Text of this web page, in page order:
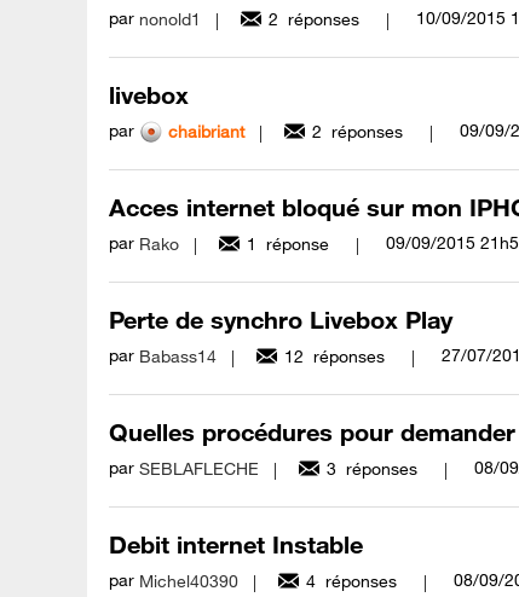
par nonold1 2 réponses ‎10/09/2015
livebox
par chaibriant 2 réponses ‎09/09/
Acces internet bloqué sur mon
par Rako 1 réponse ‎09/09/2015
Perte de synchro Livebox Play
par Babass14 12 réponses ‎27/07/
Quelles procédures pour
par SEBLAFLECHE 3 réponses ‎08/
Debit internet Instable
par Michel40390 4 réponses ‎08/09/